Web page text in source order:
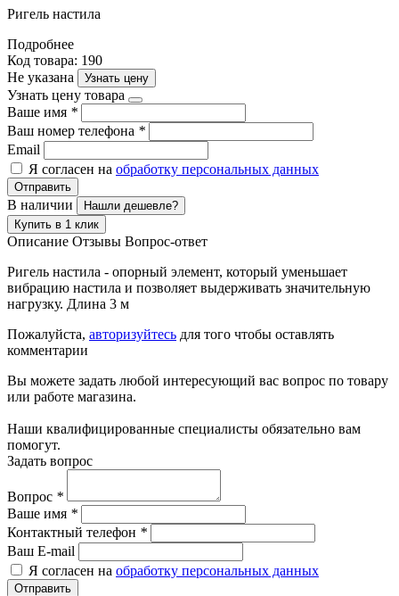
Ригель настила
Подробнее
Код товара: 190
Не указана
Узнать цену
Узнать цену товара
Ваше имя *
Ваш номер телефона *
Email
Я согласен на обработку персональных данных
Отправить
В наличии
Нашли дешевле?
Купить в 1 клик
Описание Отзывы Вопрос-ответ
Ригель настила - опорный элемент, который уменьшает
вибрацию настила и позволяет выдерживать значительную
нагрузку. Длина 3 м
Пожалуйста, авторизуйтесь для того чтобы оставлять
комментарии
Вы можете задать любой интересующий вас вопрос по товару
или работе магазина.
Наши квалифицированные специалисты обязательно вам
помогут.
Задать вопрос
Вопрос *
Ваше имя *
Контактный телефон *
Ваш E-mail
Я согласен на обработку персональных данных
Отправить